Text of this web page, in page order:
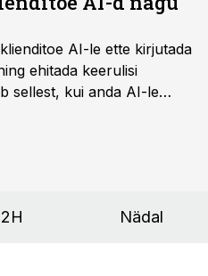
AI-le ette kirjutada
ehitada keerulisi
sellest, kui anda AI-le
Nädal